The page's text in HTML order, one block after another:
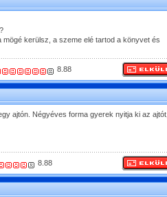
kerülsz, a szeme elé tartod a könyvet és
8.88
ajtón. Négyéves forma gyerek nyitja ki az ajtót,
8.88